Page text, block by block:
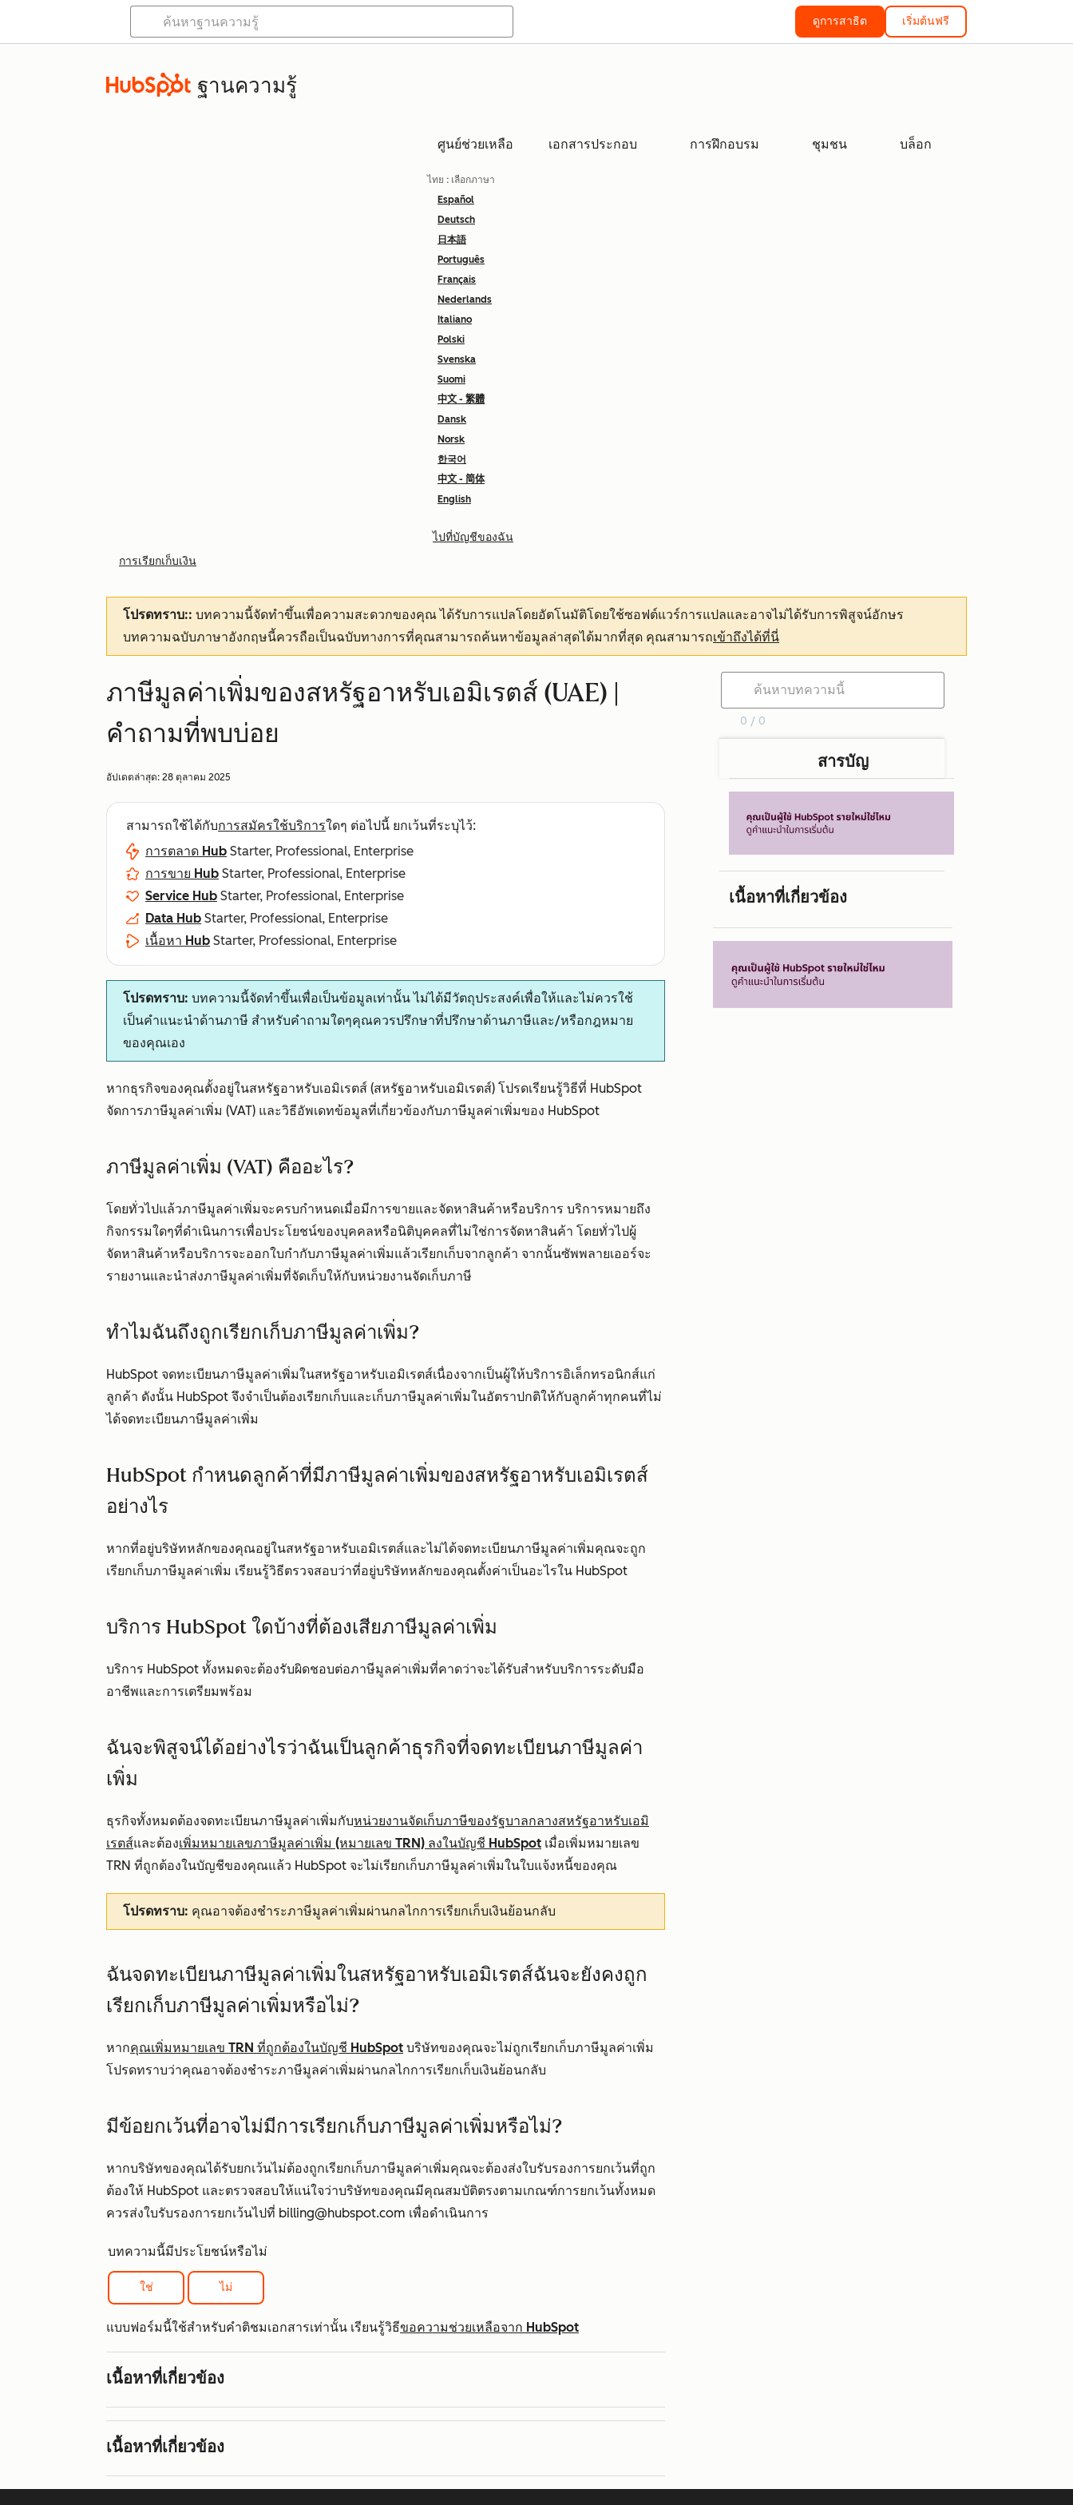
ดูการสาธิต เริ่มต้นฟรี
ฐานความรู้
ศูนย์ช่วยเหลือ เอกสารประกอบ การฝึกอบรม ชุมชน บล็อก
ไทย : เลือกภาษา
Español
Deutsch
日本語
Português
Français
Nederlands
Italiano
Polski
Svenska
Suomi
中文 - 繁體
Dansk
Norsk
한국어
中文 - 简体
English
ไปที่บัญชีของฉัน
การเรียกเก็บเงิน
โปรดทราบ:: บทความนี้จัดทำขึ้นเพื่อความสะดวกของคุณได้รับการแปลโดยอัตโนมัติโดยใช้ซอฟต์แวร์การแปลและอาจไม่ได้รับการพิสูจน์อักษร
บทความฉบับภาษาอังกฤษนี้ควรถือเป็นฉบับทางการที่คุณสามารถค้นหาข้อมูลล่าสุดได้มากที่สุด คุณสามารถเข้าถึงได้ที่นี่
ภาษีมูลค่าเพิ่มของสหรัฐอาหรับเอมิเรตส์ (UAE) |
คำถามที่พบบ่อย
อัปเดตล่าสุด: 28 ตุลาคม 2025
สามารถใช้ได้กับการสมัครใช้บริการใดๆ ต่อไปนี้ ยกเว้นที่ระบุไว้:
การตลาด Hub Starter, Professional, Enterprise
การขาย Hub Starter, Professional, Enterprise
Service Hub Starter, Professional, Enterprise
Data Hub Starter, Professional, Enterprise
เนื้อหา Hub Starter, Professional, Enterprise
โปรดทราบ: บทความนี้จัดทำขึ้นเพื่อเป็นข้อมูลเท่านั้น ไม่ได้มีวัตถุประสงค์เพื่อให้และไม่ควรใช้
เป็นคำแนะนำด้านภาษี สำหรับคำถามใดๆคุณควรปรึกษาที่ปรึกษาด้านภาษีและ/หรือกฎหมาย
ของคุณเอง
หากธุรกิจของคุณตั้งอยู่ในสหรัฐอาหรับเอมิเรตส์ (สหรัฐอาหรับเอมิเรตส์) โปรดเรียนรู้วิธีที่ HubSpot
จัดการภาษีมูลค่าเพิ่ม (VAT) และวิธีอัพเดทข้อมูลที่เกี่ยวข้องกับภาษีมูลค่าเพิ่มของ HubSpot
ภาษีมูลค่าเพิ่ม (VAT) คืออะไร?
โดยทั่วไปแล้วภาษีมูลค่าเพิ่มจะครบกำหนดเมื่อมีการขายและจัดหาสินค้าหรือบริการ บริการหมายถึง
กิจกรรมใดๆที่ดำเนินการเพื่อประโยชน์ของบุคคลหรือนิติบุคคลที่ไม่ใช่การจัดหาสินค้า โดยทั่วไปผู้
จัดหาสินค้าหรือบริการจะออกใบกำกับภาษีมูลค่าเพิ่มแล้วเรียกเก็บจากลูกค้า จากนั้นซัพพลายเออร์จะ
รายงานและนำส่งภาษีมูลค่าเพิ่มที่จัดเก็บให้กับหน่วยงานจัดเก็บภาษี
ทำไมฉันถึงถูกเรียกเก็บภาษีมูลค่าเพิ่ม?
HubSpot จดทะเบียนภาษีมูลค่าเพิ่มในสหรัฐอาหรับเอมิเรตส์เนื่องจากเป็นผู้ให้บริการอิเล็กทรอนิกส์แก่
ลูกค้า ดังนั้น HubSpot จึงจำเป็นต้องเรียกเก็บและเก็บภาษีมูลค่าเพิ่มในอัตราปกติให้กับลูกค้าทุกคนที่ไม่
ได้จดทะเบียนภาษีมูลค่าเพิ่ม
HubSpot กำหนดลูกค้าที่มีภาษีมูลค่าเพิ่มของสหรัฐอาหรับเอมิเรตส์
อย่างไร
หากที่อยู่บริษัทหลักของคุณอยู่ในสหรัฐอาหรับเอมิเรตส์และไม่ได้จดทะเบียนภาษีมูลค่าเพิ่มคุณจะถูก
เรียกเก็บภาษีมูลค่าเพิ่ม เรียนรู้วิธีตรวจสอบว่าที่อยู่บริษัทหลักของคุณตั้งค่าเป็นอะไรใน HubSpot
บริการ HubSpot ใดบ้างที่ต้องเสียภาษีมูลค่าเพิ่ม
บริการ HubSpot ทั้งหมดจะต้องรับผิดชอบต่อภาษีมูลค่าเพิ่มที่คาดว่าจะได้รับสำหรับบริการระดับมือ
อาชีพและการเตรียมพร้อม
ฉันจะพิสูจน์ได้อย่างไรว่าฉันเป็นลูกค้าธุรกิจที่จดทะเบียนภาษีมูลค่า
เพิ่ม
ธุรกิจทั้งหมดต้องจดทะเบียนภาษีมูลค่าเพิ่มกับหน่วยงานจัดเก็บภาษีของรัฐบาลกลางสหรัฐอาหรับเอมิ
เรตส์และต้องเพิ่มหมายเลขภาษีมูลค่าเพิ่ม (หมายเลข TRN) ลงในบัญชี HubSpot เมื่อเพิ่มหมายเลข
TRN ที่ถูกต้องในบัญชีของคุณแล้ว HubSpot จะไม่เรียกเก็บภาษีมูลค่าเพิ่มในใบแจ้งหนี้ของคุณ
โปรดทราบ: คุณอาจต้องชำระภาษีมูลค่าเพิ่มผ่านกลไกการเรียกเก็บเงินย้อนกลับ
ฉันจดทะเบียนภาษีมูลค่าเพิ่มในสหรัฐอาหรับเอมิเรตส์ฉันจะยังคงถูก
เรียกเก็บภาษีมูลค่าเพิ่มหรือไม่?
หากคุณเพิ่มหมายเลข TRN ที่ถูกต้องในบัญชี HubSpot บริษัทของคุณจะไม่ถูกเรียกเก็บภาษีมูลค่าเพิ่ม
โปรดทราบว่าคุณอาจต้องชำระภาษีมูลค่าเพิ่มผ่านกลไกการเรียกเก็บเงินย้อนกลับ
มีข้อยกเว้นที่อาจไม่มีการเรียกเก็บภาษีมูลค่าเพิ่มหรือไม่?
หากบริษัทของคุณได้รับยกเว้นไม่ต้องถูกเรียกเก็บภาษีมูลค่าเพิ่มคุณจะต้องส่งใบรับรองการยกเว้นที่ถูก
ต้องให้ HubSpot และตรวจสอบให้แน่ใจว่าบริษัทของคุณมีคุณสมบัติตรงตามเกณฑ์การยกเว้นทั้งหมด
ควรส่งใบรับรองการยกเว้นไปที่ billing@hubspot.com เพื่อดำเนินการ
บทความนี้มีประโยชน์หรือไม่
ใช่ ไม่
แบบฟอร์มนี้ใช้สำหรับคำติชมเอกสารเท่านั้น เรียนรู้วิธีขอความช่วยเหลือจาก HubSpot
เนื้อหาที่เกี่ยวข้อง
เนื้อหาที่เกี่ยวข้อง
0 / 0
สารบัญ
เนื้อหาที่เกี่ยวข้อง